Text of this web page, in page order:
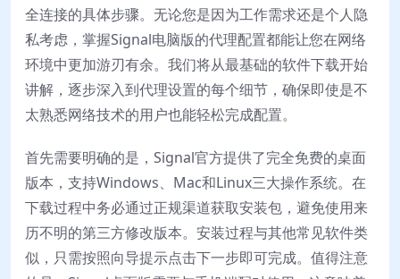
全连接的具体步骤。无论您是因为工作需求还是个人隐
私考虑，掌握Signal电脑版的代理配置都能让您在网络
环境中更加游刃有余。我们将从最基础的软件下载开始
讲解，逐步深入到代理设置的每个细节，确保即使是不
太熟悉网络技术的用户也能轻松完成配置。
首先需要明确的是，Signal官方提供了完全免费的桌面
版本，支持Windows、Mac和Linux三大操作系统。在
下载过程中务必通过正规渠道获取安装包，避免使用来
历不明的第三方修改版本。安装过程与其他常见软件类
似，只需按照向导提示点击下一步即可完成。值得注意